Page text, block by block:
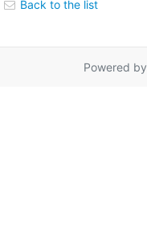
Back to the list
Powered by